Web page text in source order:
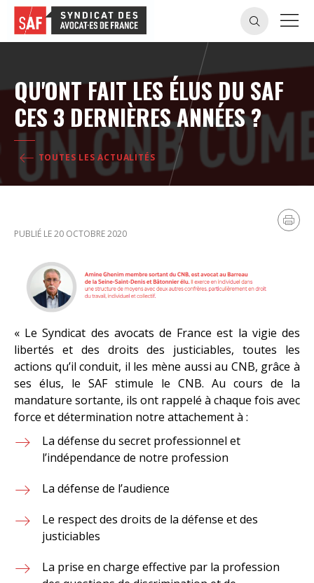
QU'ONT FAIT LES ÉLUS DU SAF
CES 3 DERNIÈRES ANNÉES ?
TOUTES LES ACTUALITÉS
PUBLIÉ LE 20 OCTOBRE 2020
« Le Syndicat des avocats de France est la vigie des
libertés et des droits des justiciables, toutes les
actions qu’il conduit, il les mène aussi au CNB, grâce à
ses élus, le SAF stimule le CNB. Au cours de la
mandature sortante, ils ont rappelé à chaque fois avec
force et détermination notre attachement à :
La défense du secret professionnel et
l’indépendance de notre profession
La défense de l’audience
Le respect des droits de la défense et des
justiciables
La prise en charge effective par la profession